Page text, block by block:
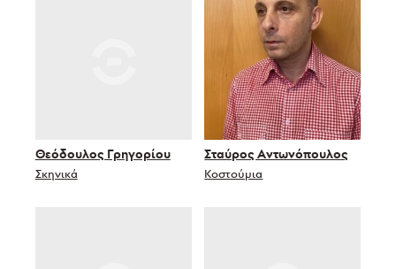
Θεόδουλος Γρηγορίου
Σκηνικά
Σταύρος Αντωνόπουλος
Κοστούμια